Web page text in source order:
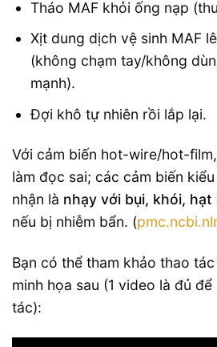
Tháo MAF khỏi ống nạp
Xịt dung dịch vệ sinh MAF
(không chạm tay/không
mạnh).
Đợi khô tự nhiên rồi lắp lại.
Với cảm biến hot-wire/hot-
làm đọc sai; các cảm biến
nhận là nhạy với bụi, khói, hạt
nếu bị nhiễm bẩn. (
Bạn có thể tham khảo thao
minh họa sau (1 video là đủ
tác):